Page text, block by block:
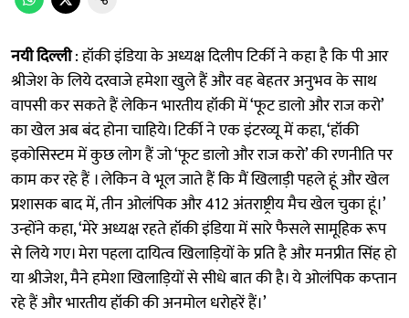
नयी दिल्ली: हॉकी इंडिया के अध्यक्ष दिलीप टिर्की ने कहा है कि पी आर
श्रीजेश के लिये दरवाजे हमेशा खुले हैं और वह बेहतर अनुभव के साथ
वापसी कर सकते हैं लेकिन भारतीय हॉकी में ‘फूट डालो और राज करो’
का खेल अब बंद होना चाहिये। टिर्की ने एक इंटरव्यू में कहा, ‘हॉकी
इकोसिस्टम में कुछ लोग हैं जो ‘फूट डालो और राज करो’ की रणनीति पर
काम कर रहे हैं । लेकिन वे भूल जाते हैं कि मैं खिलाड़ी पहले हूं और खेल
प्रशासक बाद में, तीन ओलंपिक और 412 अंतराष्ट्रीय मैच खेल चुका हूं।’
उन्होंने कहा, ‘मेरे अध्यक्ष रहते हॉकी इंडिया में सारे फैसले सामूहिक रूप
से लिये गए। मेरा पहला दायित्व खिलाड़ियों के प्रति है और मनप्रीत सिंह हो
या श्रीजेश, मैने हमेशा खिलाड़ियों से सीधे बात की है। ये ओलंपिक कप्तान
रहे हैं और भारतीय हॉकी की अनमोल धरोहरें हैं।’